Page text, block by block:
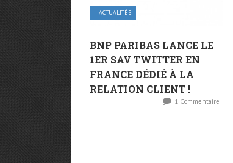
ACTUALITÉS
BNP PARIBAS LANCE LE
1ER SAV TWITTER EN
FRANCE DÉDIÉ À LA
RELATION CLIENT !
1 Commentaire